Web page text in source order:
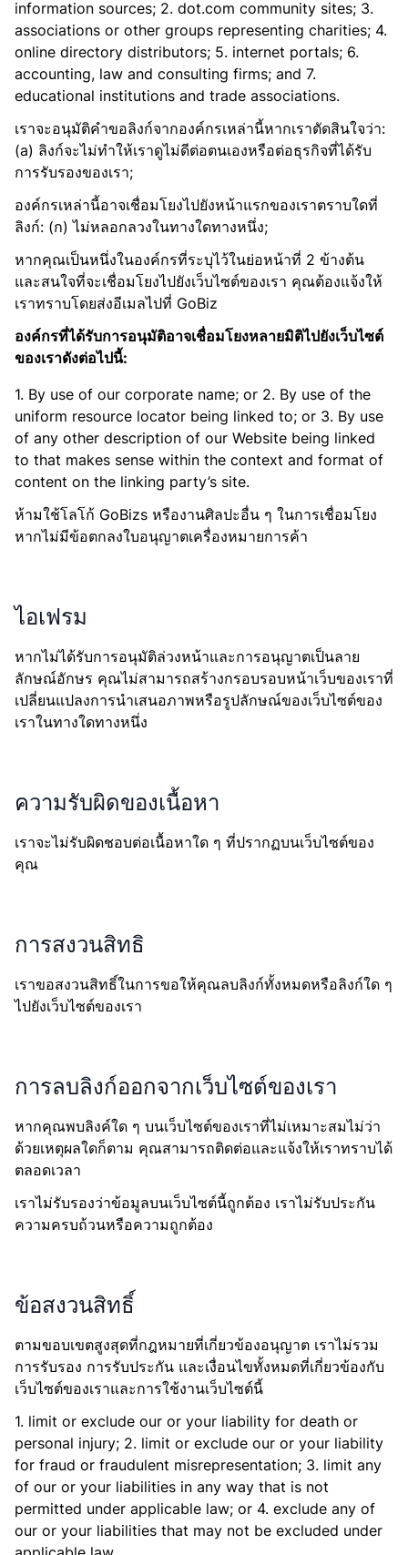
information sources; 2. dot.com community sites; 3.
associations or other groups representing charities; 4.
online directory distributors; 5. internet portals; 6.
accounting, law and consulting firms; and 7.
educational institutions and trade associations.
เราจะอนุมัติคำขอลิงก์จากองค์กรเหล่านี้หากเราตัดสินใจว่า:
(a) ลิงก์จะไม่ทำให้เราดูไม่ดีต่อตนเองหรือต่อธุรกิจที่ได้รับ
การรับรองของเรา;
องค์กรเหล่านี้อาจเชื่อมโยงไปยังหน้าแรกของเราตราบใดที่
ลิงก์: (ก) ไม่หลอกลวงในทางใดทางหนึ่ง;
หากคุณเป็นหนึ่งในองค์กรที่ระบุไว้ในย่อหน้าที่ 2 ข้างต้น
และสนใจที่จะเชื่อมโยงไปยังเว็บไซต์ของเรา คุณต้องแจ้งให้
เราทราบโดยส่งอีเมลไปที่ GoBiz
องค์กรที่ได้รับการอนุมัติอาจเชื่อมโยงหลายมิติไปยังเว็บไซต์
ของเราดังต่อไปนี้:
1. By use of our corporate name; or 2. By use of the
uniform resource locator being linked to; or 3. By use
of any other description of our Website being linked
to that makes sense within the context and format of
content on the linking party’s site.
ห้ามใช้โลโก้ GoBizs หรืองานศิลปะอื่น ๆ ในการเชื่อมโยง
หากไม่มีข้อตกลงใบอนุญาตเครื่องหมายการค้า
ไอเฟรม
หากไม่ได้รับการอนุมัติล่วงหน้าและการอนุญาตเป็นลาย
ลักษณ์อักษร คุณไม่สามารถสร้างกรอบรอบหน้าเว็บของเราที่
เปลี่ยนแปลงการนำเสนอภาพหรือรูปลักษณ์ของเว็บไซต์ของ
เราในทางใดทางหนึ่ง
ความรับผิดของเนื้อหา
เราจะไม่รับผิดชอบต่อเนื้อหาใด ๆ ที่ปรากฏบนเว็บไซต์ของ
คุณ
การสงวนสิทธิ
เราขอสงวนสิทธิ์ในการขอให้คุณลบลิงก์ทั้งหมดหรือลิงก์ใด ๆ
ไปยังเว็บไซต์ของเรา
การลบลิงก์ออกจากเว็บไซต์ของเรา
หากคุณพบลิงค์ใด ๆ บนเว็บไซต์ของเราที่ไม่เหมาะสมไม่ว่า
ด้วยเหตุผลใดก็ตาม คุณสามารถติดต่อและแจ้งให้เราทราบได้
ตลอดเวลา
เราไม่รับรองว่าข้อมูลบนเว็บไซต์นี้ถูกต้อง เราไม่รับประกัน
ความครบถ้วนหรือความถูกต้อง
ข้อสงวนสิทธิ์
ตามขอบเขตสูงสุดที่กฎหมายที่เกี่ยวข้องอนุญาต เราไม่รวม
การรับรอง การรับประกัน และเงื่อนไขทั้งหมดที่เกี่ยวข้องกับ
เว็บไซต์ของเราและการใช้งานเว็บไซต์นี้
1. limit or exclude our or your liability for death or
personal injury; 2. limit or exclude our or your liability
for fraud or fraudulent misrepresentation; 3. limit any
of our or your liabilities in any way that is not
permitted under applicable law; or 4. exclude any of
our or your liabilities that may not be excluded under